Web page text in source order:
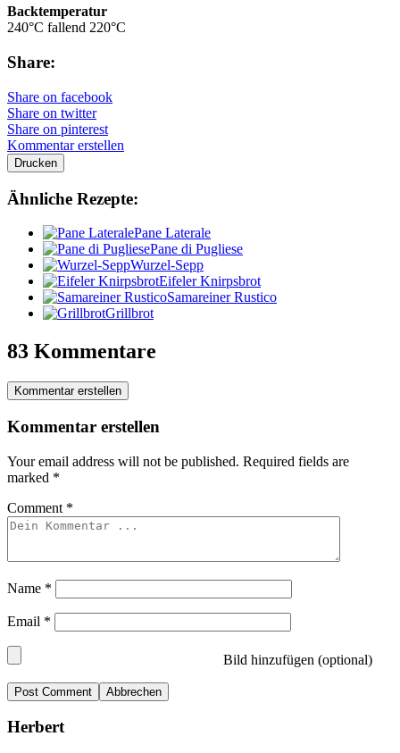
Backtemperatur
240°C fallend 220°C
Share:
Share on facebook
Share on twitter
Share on pinterest
Kommentar erstellen
Drucken
Ähnliche Rezepte:
Pane Laterale
Pane di Pugliese
Wurzel-Sepp
Eifeler Knirpsbrot
Samareiner Rustico
Grillbrot
83 Kommentare
Kommentar erstellen
Kommentar erstellen
Your email address will not be published. Required fields are
marked *
Comment *
Name *
Email *
Bild hinzufügen (optional)
Abbrechen
Herbert